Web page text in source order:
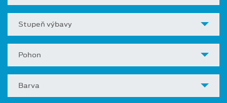
Stupeň výbavy
Pohon
Barva